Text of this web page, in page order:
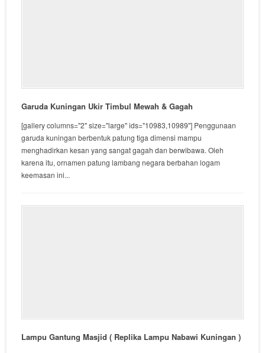
Garuda Kuningan Ukir Timbul Mewah & Gagah
[gallery columns="2" size="large" ids="10983,10989"] Penggunaan
garuda kuningan berbentuk patung tiga dimensi mampu
menghadirkan kesan yang sangat gagah dan berwibawa. Oleh
karena itu, ornamen patung lambang negara berbahan logam
keemasan ini...
Lampu Gantung Masjid ( Replika Lampu Nabawi Kuningan )